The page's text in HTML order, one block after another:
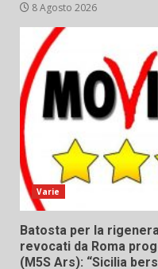
8 Agosto 2026
Varie
Batosta per la
revocati da Roma
(M5S Ars): “Sicilia